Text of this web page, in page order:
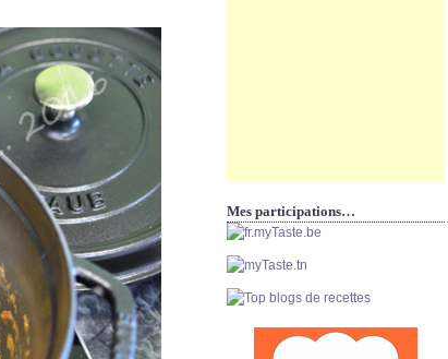
Mes participations…